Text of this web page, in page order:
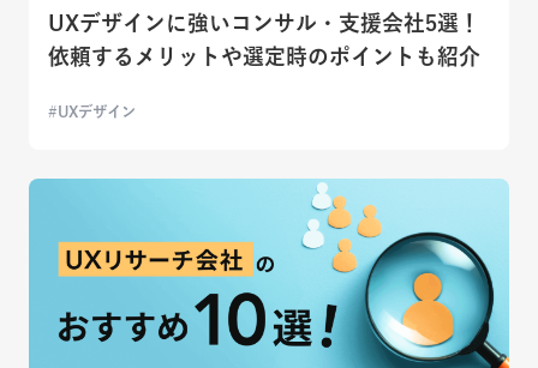
UXデザインに強いコンサル・支援会社5選！
依頼するメリットや選定時のポイントも紹介
UXデザイン